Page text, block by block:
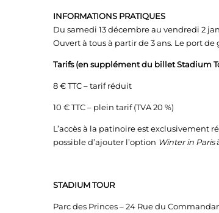
INFORMATIONS PRATIQUES
Du samedi 13 décembre au vendredi 2
Ouvert à tous à partir de 3 ans. Le port
Tarifs (en supplément du billet Stadium
8 € TTC – tarif réduit
10 € TTC – plein tarif (TVA 20 %)
L’accès à la patinoire est exclusivement
possible d’ajouter l’option Winter in Paris
STADIUM TOUR
Parc des Princes – 24 Rue du